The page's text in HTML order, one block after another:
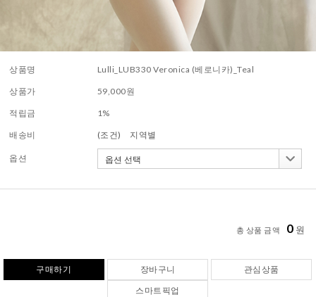
상품명 Lulli_LUB330 Veronica (베로니카)_Teal
상품가 59,000원
적립금 1%
배송비 (조건) 지역별
옵션
총 상품 금액 0 원
구매하기 장바구니
관심상품
스마트픽업